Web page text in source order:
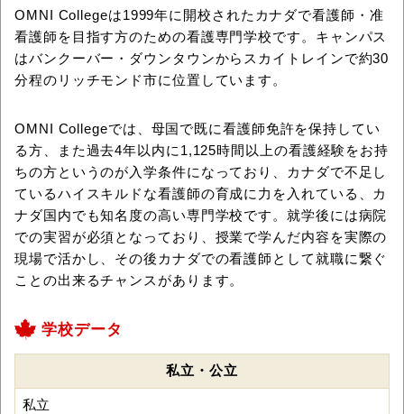
OMNI Collegeは1999年に開校されたカナダで看護師・准
看護師を目指す方のための看護専門学校です。キャンパス
はバンクーバー・ダウンタウンからスカイトレインで約30
分程のリッチモンド市に位置しています。
OMNI Collegeでは、母国で既に看護師免許を保持してい
る方、また過去4年以内に1,125時間以上の看護経験をお持
ちの方というのが入学条件になっており、カナダで不足し
ているハイスキルドな看護師の育成に力を入れている、カ
ナダ国内でも知名度の高い専門学校です。就学後には病院
での実習が必須となっており、授業で学んだ内容を実際の
現場で活かし、その後カナダでの看護師として就職に繋ぐ
ことの出来るチャンスがあります。
学校データ
私立・公立
私立